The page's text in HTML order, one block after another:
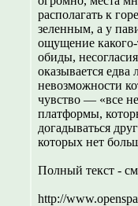
располагать к
зеленным, а у
ощущение какого-
обиды,
оказывается едва
невозможности
чувство — «все
платформы,
догадываться
которых нет
Полный текст -
http://